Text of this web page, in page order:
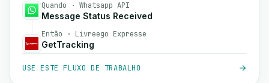
Quando · Whatsapp API
Message Status Received
Então · Livreego Expresse
GetTracking
USE ESTE FLUXO DE TRABALHO